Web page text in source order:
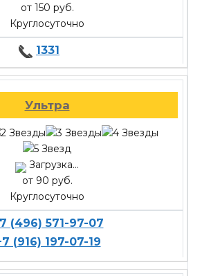
от 150 руб.
Круглосуточно
1331
Ультра
Загрузка...
от 90 руб.
Круглосуточно
(496) 571-97-07
(916) 197-07-19